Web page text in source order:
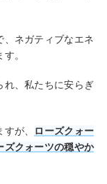
、ネガティブなエネ
。
れ、私たちに安らぎ
が、 ローズクォー
ズクォーツの穏やか